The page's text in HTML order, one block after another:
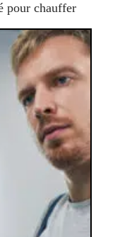
pour chauffer